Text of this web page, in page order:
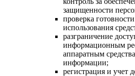
защищенности
проверка
использования
разграничение
информационным
аппаратным
информации;
регистрация и учет